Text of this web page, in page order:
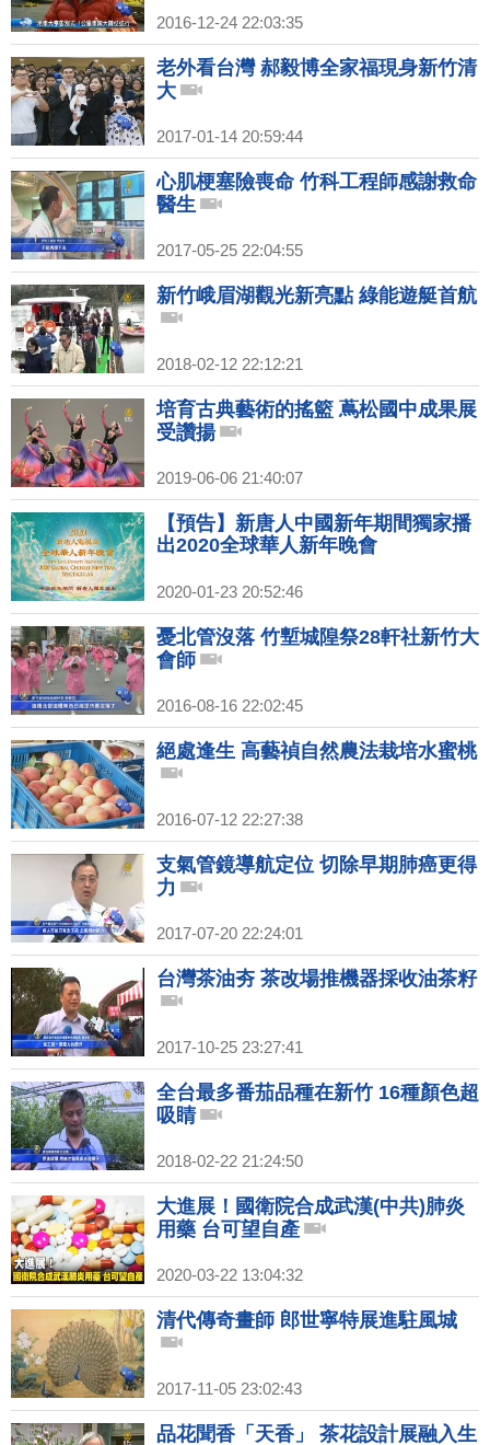
2016-12-24 22:03:35
老外看台灣 郝毅博全家福現身新竹清
大
2017-01-14 20:59:44
心肌梗塞險喪命 竹科工程師感謝救命
醫生
2017-05-25 22:04:55
新竹峨眉湖觀光新亮點 綠能遊艇首航
2018-02-12 22:12:21
培育古典藝術的搖籃 蔦松國中成果展
受讚揚
2019-06-06 21:40:07
【預告】新唐人中國新年期間獨家播
出2020全球華人新年晚會
2020-01-23 20:52:46
憂北管沒落 竹塹城隍祭28軒社新竹大
會師
2016-08-16 22:02:45
絕處逢生 高藝禎自然農法栽培水蜜桃
2016-07-12 22:27:38
支氣管鏡導航定位 切除早期肺癌更得
力
2017-07-20 22:24:01
台灣茶油夯 茶改場推機器採收油茶籽
2017-10-25 23:27:41
全台最多番茄品種在新竹 16種顏色超
吸睛
2018-02-22 21:24:50
大進展！國衛院合成武漢(中共)肺炎
用藥 台可望自產
2020-03-22 13:04:32
清代傳奇畫師 郎世寧特展進駐風城
2017-11-05 23:02:43
品花聞香「天香」 茶花設計展融入生